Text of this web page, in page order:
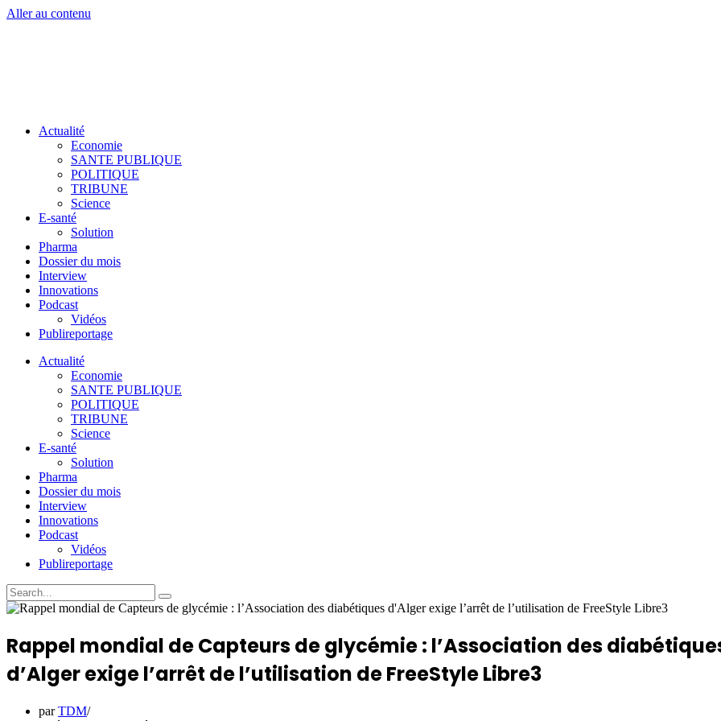
Aller au contenu
Actualité
Economie
SANTE PUBLIQUE
POLITIQUE
TRIBUNE
Science
E-santé
Solution
Pharma
Dossier du mois
Interview
Innovations
Podcast
Vidéos
Publireportage
Actualité
Economie
SANTE PUBLIQUE
POLITIQUE
TRIBUNE
Science
E-santé
Solution
Pharma
Dossier du mois
Interview
Innovations
Podcast
Vidéos
Publireportage
Rappel mondial de Capteurs de glycémie : l’Association des
d’Alger exige l’arrêt de l’utilisation de FreeStyle Libre3
parTDM